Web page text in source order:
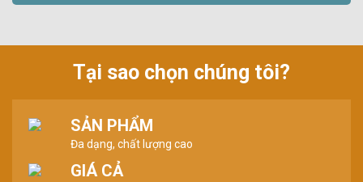
Tại sao chọn chúng tôi?
SẢN PHẨM
Đa dạng, chất lượng cao
GIÁ CẢ